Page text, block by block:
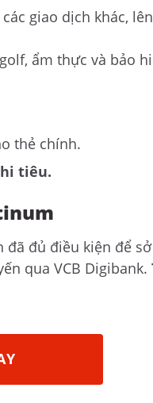
giao dịch khác,
ẩm thực và bảo
thẻ chính.
tiêu.
đủ điều kiện để
qua VCB Digibank.